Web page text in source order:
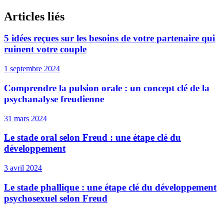
Articles liés
5 idées reçues sur les besoins de votre partenaire qui
ruinent votre couple
1 septembre 2024
Comprendre la pulsion orale : un concept clé de la
psychanalyse freudienne
31 mars 2024
Le stade oral selon Freud : une étape clé du
développement
3 avril 2024
Le stade phallique : une étape clé du développement
psychosexuel selon Freud